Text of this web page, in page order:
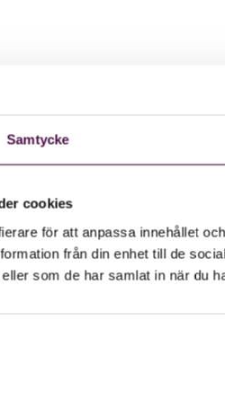
Samtycke
cookies
för att anpassa innehållet
från din enhet till de
som de har samlat in när du